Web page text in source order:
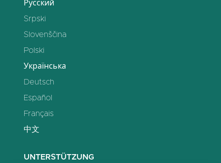
Русский
Srpski
Slovenščina
Polski
Українська
Deutsch
Español
Français
中文
UNTERSTÜTZUNG